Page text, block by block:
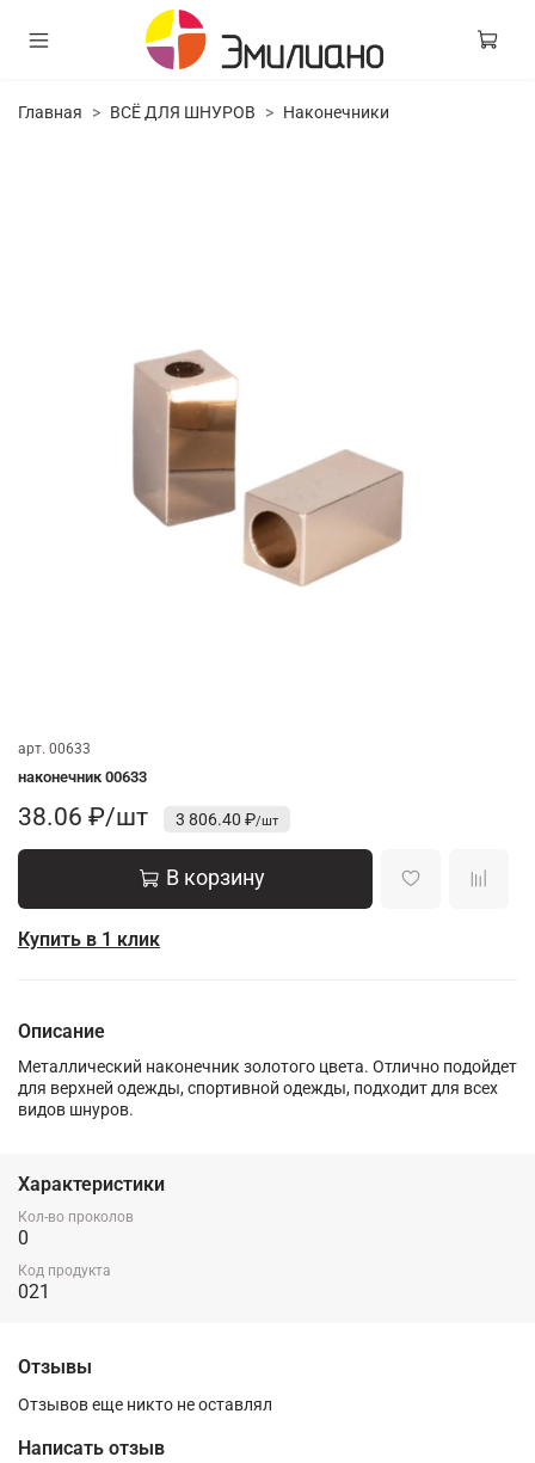
Главная ВСЁ ДЛЯ ШНУРОВ Наконечники
арт. 00633
наконечник 00633
38.06 ₽/шт 3 806.40 ₽
В корзину
Купить в 1 клик
Описание
Металлический наконечник золотого цвета. Отлично подойдет
для верхней одежды, спортивной одежды, подходит для всех
видов шнуров.
Характеристики
Кол-во проколов
0
Код продукта
021
Отзывы
Отзывов еще никто не оставлял
Написать отзыв